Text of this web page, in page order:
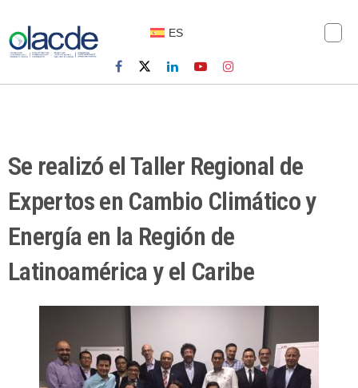
ES
Se realizó el Taller Regional de
Expertos en Cambio Climático y
Energía en la Región de
Latinoamérica y el Caribe